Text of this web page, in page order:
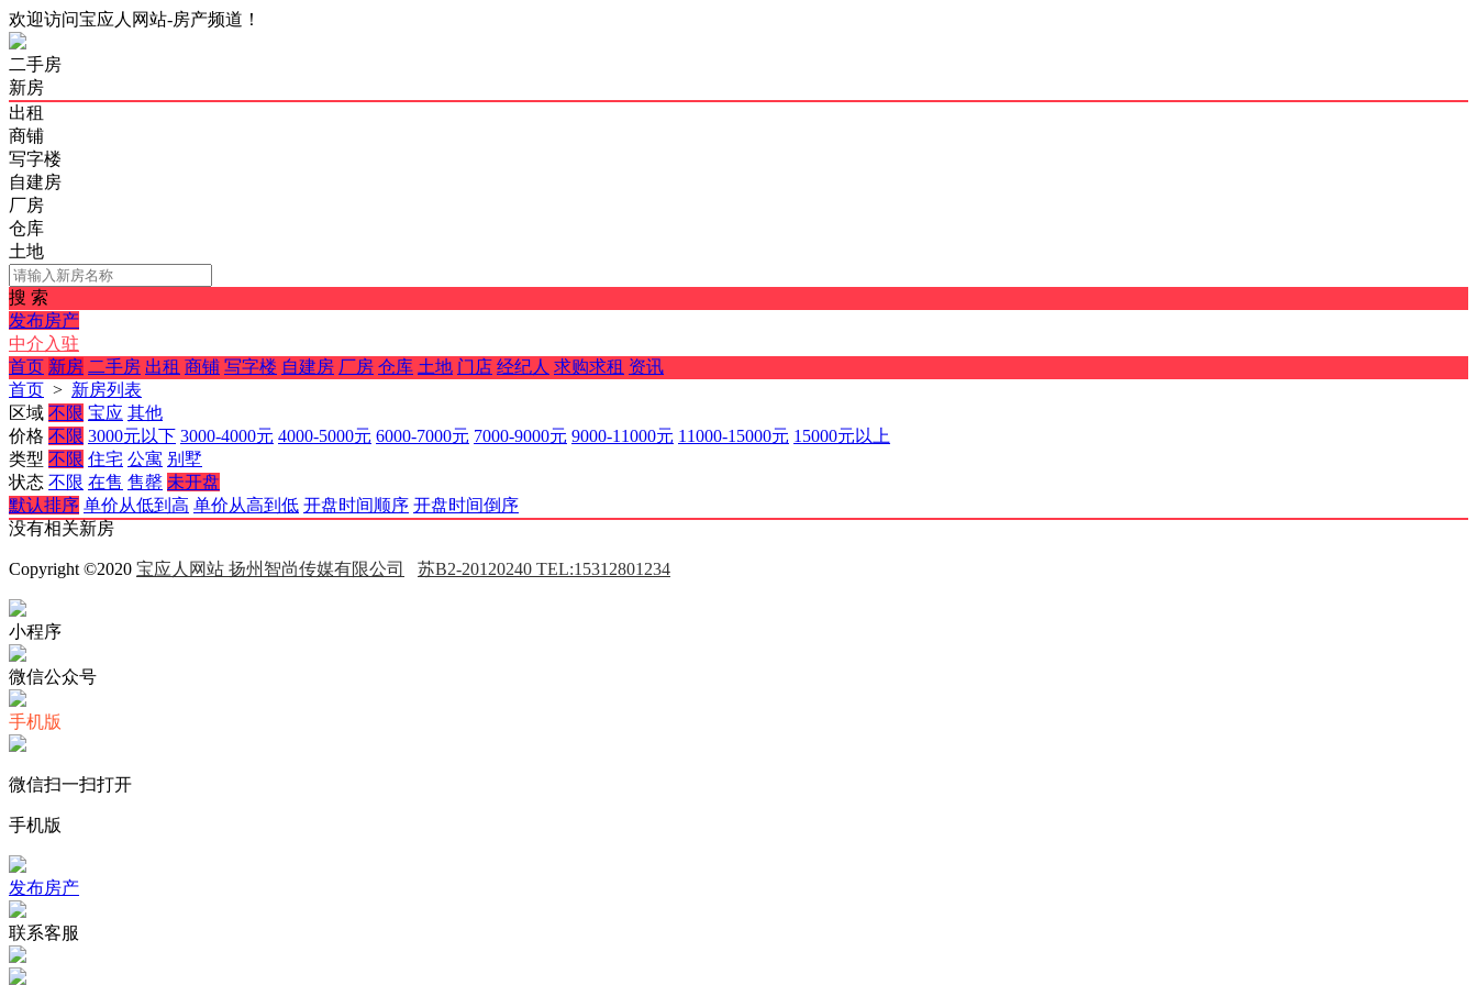
欢迎访问宝应人网站-房产频道！
二手房
新房
出租
商铺
写字楼
自建房
厂房
仓库
土地
搜 索
发布房产
中介入驻
首页 新房 二手房 出租 商铺 写字楼 自建房 厂房 仓库 土地 门店 经纪人 求购求租 资讯
首页 > 新房列表
区域 不限 宝应 其他
价格 不限 3000元以下 3000-4000元 4000-5000元 6000-7000元 7000-9000元 9000-11000元 11000-15000元 15000元以上
类型 不限 住宅 公寓 别墅
状态 不限 在售 售罄 未开盘
默认排序 单价从低到高 单价从高到低 开盘时间顺序 开盘时间倒序
没有相关新房
Copyright ©2020 宝应人网站 扬州智尚传媒有限公司 苏B2-20120240 TEL:15312801234
小程序
微信公众号
手机版
微信扫一扫打开
手机版
发布房产
联系客服